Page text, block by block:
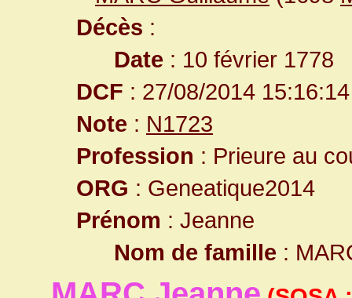
Décès :
Date : 10 février 1778
DCF : 27/08/2014 15:16:14
Note : N1723
Profession : Prieure au
ORG : Geneatique2014
Prénom : Jeanne
Nom de famille :